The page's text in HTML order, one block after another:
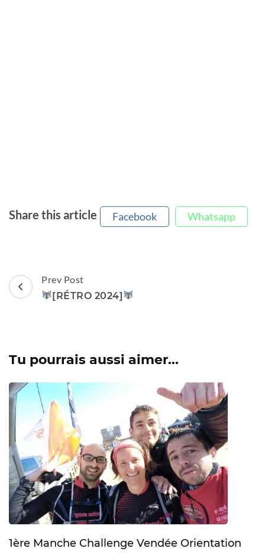
Share this article Facebook Whatsapp
Post
Navigation
Prev Post
[RÉTRO 2024]
Tu pourrais aussi aimer...
1ère Manche Challenge Vendée Orientation